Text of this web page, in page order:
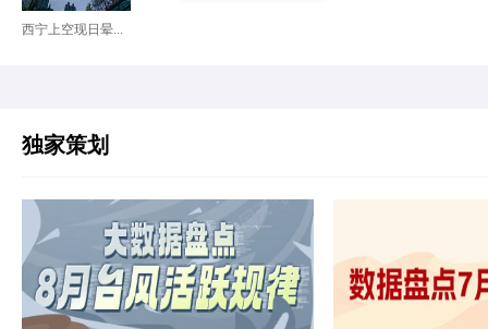
西宁上空现日晕...
独家策划